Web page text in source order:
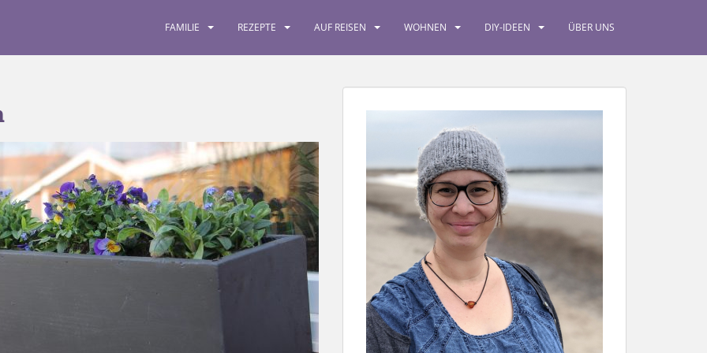
FAMILIE REZEPTE AUF REISEN WOHNEN DIY-IDEEN ÜBER UNS